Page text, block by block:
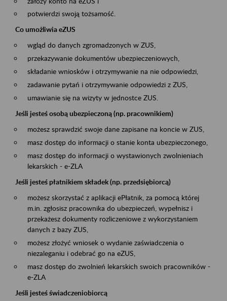
potwierdzi swoją tożsamość.
Co umożliwia eZUS
wgląd do danych zgromadzonych w ZUS,
przekazywanie dokumentów ubezpieczeniowych,
składanie wniosków i otrzymywanie na nie odpowiedzi,
zadawanie pytań i otrzymywanie odpowiedzi z ZUS,
umawianie się na wizyty w jednostce ZUS.
Jeśli jesteś osobą ubezpieczoną (np. pracownikiem)
możesz sprawdzić swoje dane zapisane na koncie w ZUS,
masz dostęp do informacji o stanie konta ubezpieczonego,
masz dostęp do informacji o wystawionych zwolnieniach
lekarskich - e-ZLA
Jeśli jesteś płatnikiem składek (np. przedsiębiorcą)
możesz skorzystać z aplikacji ePłatnik, za pomocą której
m.in. zgłosisz pracownika do ubezpieczeń, wypełnisz i
przekażesz dokumenty rozliczeniowe z wykorzystaniem
danych z bazy ZUS,
możesz złożyć wniosek o wydanie zaświadczenia o
niezaleganiu i odebrać go na eZUS,
masz dostęp do zwolnień lekarskich swoich pracowników -
e-ZLA
Jeśli jesteś świadczeniobiorcą